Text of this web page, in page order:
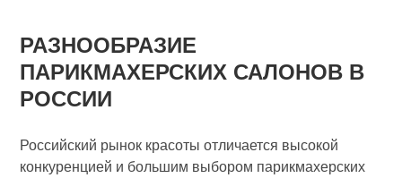
РАЗНООБРАЗИЕ
ПАРИКМАХЕРСКИХ САЛОНОВ В
РОССИИ
Российский рынок красоты отличается высокой
конкуренцией и большим выбором парикмахерских